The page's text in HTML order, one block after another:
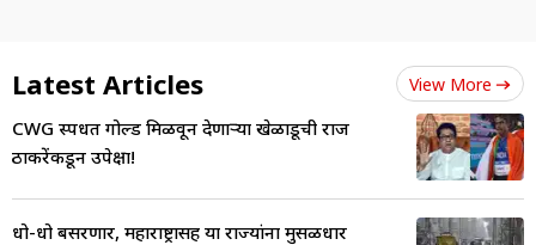
Latest Articles View More
CWG स्पर्धेत गोल्ड मिळवून देणाऱ्या खेळाडूची राज
ठाकरेंकडून उपेक्षा!
धो-धो बसरणार, महाराष्ट्रासह या राज्यांना मुसळधार